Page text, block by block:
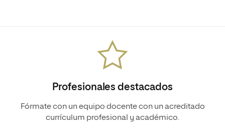
Profesionales destacados
Fórmate con un equipo docente con un acreditado
currículum profesional y académico.